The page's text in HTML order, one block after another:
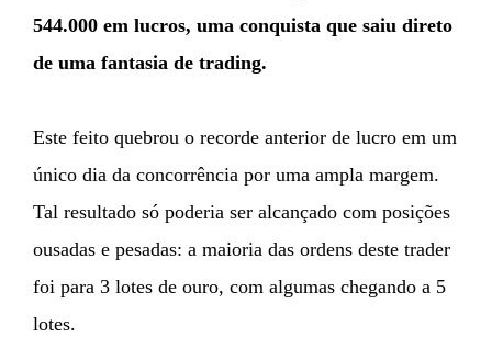
544.000 em lucros, uma conquista que saiu direto
de uma fantasia de trading.
Este feito quebrou o recorde anterior de lucro em um
único dia da concorrência por uma ampla margem.
Tal resultado só poderia ser alcançado com posições
ousadas e pesadas: a maioria das ordens deste trader
foi para 3 lotes de ouro, com algumas chegando a 5
lotes.